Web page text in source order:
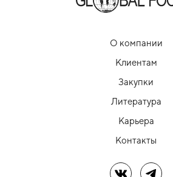
О компании
Клиентам
Закупки
Литература
Карьера
Контакты